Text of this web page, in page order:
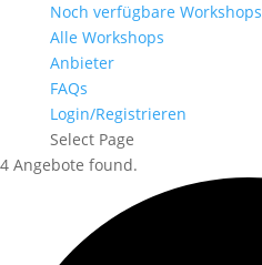
Noch verfügbare Workshops
Alle Workshops
Anbieter
FAQs
Login/Registrieren
Select Page
4 Angebote found.